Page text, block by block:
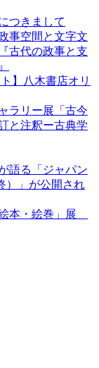
つきまして
事空間と文字文
古代の政事と支
】八木書店オリ
ラリー展「古今
と注釈ー古典学
語る「ジャパン
）」が公開され
本・絵巻」展